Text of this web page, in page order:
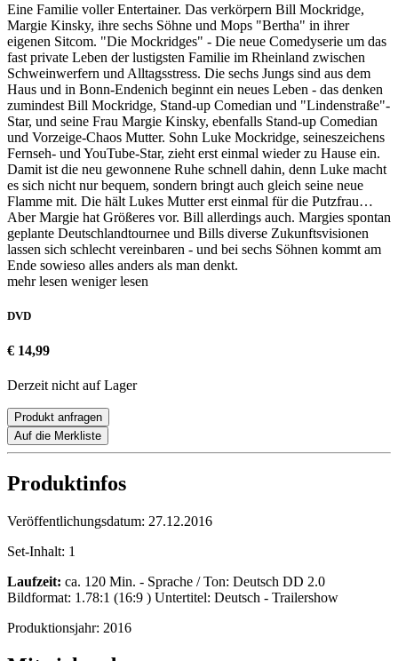
Eine Familie voller Entertainer. Das verkörpern Bill Mockridge,
Margie Kinsky, ihre sechs Söhne und Mops "Bertha" in ihrer
eigenen Sitcom. "Die Mockridges" - Die neue Comedyserie um das
fast private Leben der lustigsten Familie im Rheinland zwischen
Schweinwerfern und Alltagsstress. Die sechs Jungs sind aus dem
Haus und in Bonn-Endenich beginnt ein neues Leben - das denken
zumindest Bill Mockridge, Stand-up Comedian und "Lindenstraße"-
Star, und seine Frau Margie Kinsky, ebenfalls Stand-up Comedian
und Vorzeige-Chaos Mutter. Sohn Luke Mockridge, seineszeichens
Fernseh- und YouTube-Star, zieht erst einmal wieder zu Hause ein.
Damit ist die neu gewonnene Ruhe schnell dahin, denn Luke macht
es sich nicht nur bequem, sondern bringt auch gleich seine neue
Flamme mit. Die hält Lukes Mutter erst einmal für die Putzfrau…
Aber Margie hat Größeres vor. Bill allerdings auch. Margies spontan
geplante Deutschlandtournee und Bills diverse Zukunftsvisionen
lassen sich schlecht vereinbaren - und bei sechs Söhnen kommt am
Ende sowieso alles anders als man denkt.
mehr lesen weniger lesen
DVD
€ 14,99
Derzeit nicht auf Lager
Produkt anfragen
Auf die Merkliste
Produktinfos
Veröffentlichungsdatum: 27.12.2016
Set-Inhalt: 1
Laufzeit: ca. 120 Min. - Sprache / Ton: Deutsch DD 2.0
Bildformat: 1.78:1 (16:9 ) Untertitel: Deutsch - Trailershow
Produktionsjahr: 2016